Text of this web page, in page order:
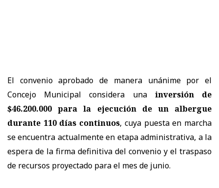
El convenio aprobado de manera unánime por el
Concejo Municipal considera una
inversión de
$46.200.000 para la ejecución de un albergue
durante 110 días continuos, cuya puesta en marcha
se encuentra actualmente en etapa administrativa, a la
espera de la firma definitiva del convenio y el traspaso
de recursos proyectado para el mes de junio.